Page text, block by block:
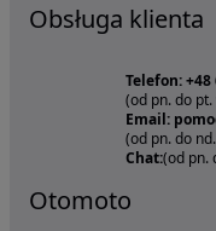
Obsługa klienta
Telefon: +48
(od pn. do
Email:
(od pn. do
Chat:(od pn.
Otomoto